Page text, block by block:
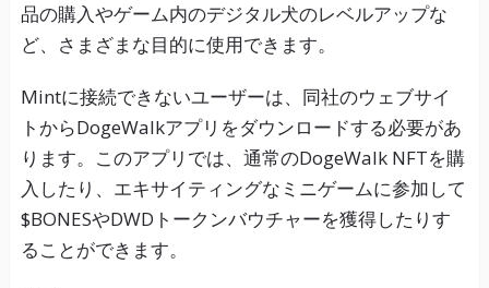
品の購入やゲーム内のデジタル犬のレベルアップな
ど、さまざまな目的に使用できます。
Mintに接続できないユーザーは、同社のウェブサイ
トからDogeWalkアプリをダウンロードする必要があ
ります。このアプリでは、通常のDogeWalk NFTを購
入したり、エキサイティングなミニゲームに参加して
$BONESやDWDトークンバウチャーを獲得したりす
ることができます。